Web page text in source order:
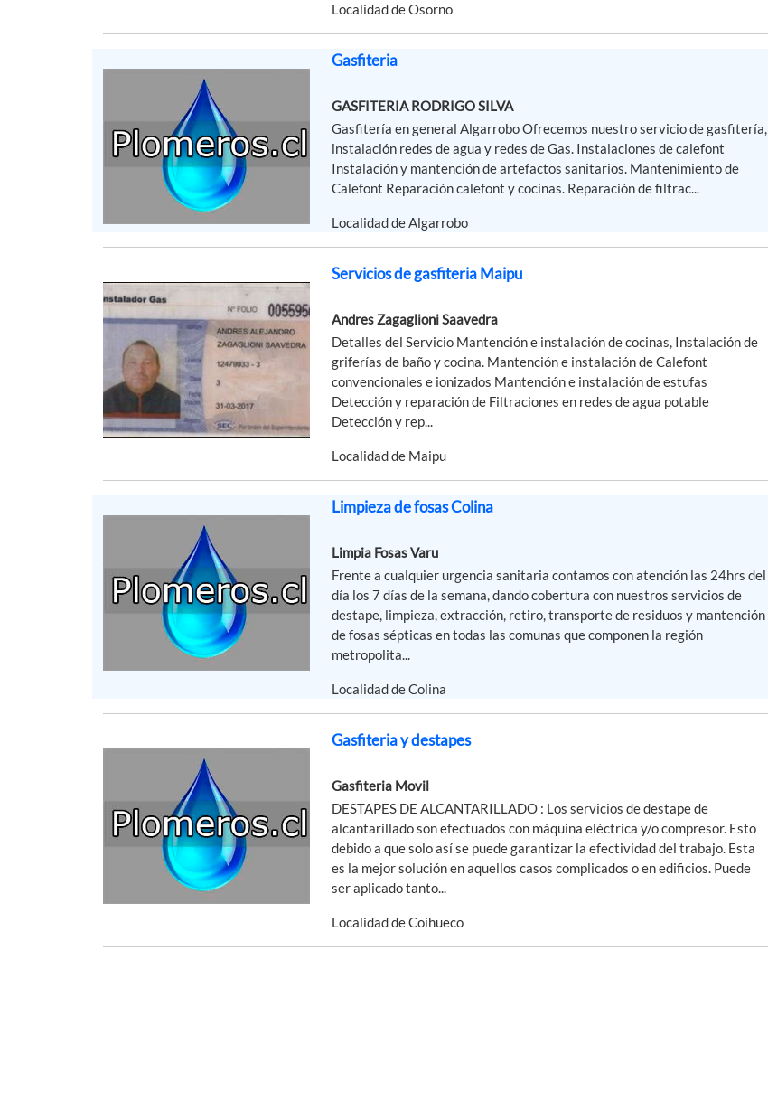
Localidad de Osorno
Gasfiteria
GASFITERIA RODRIGO SILVA
Gasfitería en general Algarrobo Ofrecemos nuestro servicio de gasfitería,
instalación redes de agua y redes de Gas. Instalaciones de calefont
Instalación y mantención de artefactos sanitarios. Mantenimiento de
Calefont Reparación calefont y cocinas. Reparación de filtrac...
Localidad de Algarrobo
Servicios de gasfiteria Maipu
Andres Zagaglioni Saavedra
Detalles del Servicio Mantención e instalación de cocinas, Instalación de
griferías de baño y cocina. Mantención e instalación de Calefont
convencionales e ionizados Mantención e instalación de estufas
Detección y reparación de Filtraciones en redes de agua potable
Detección y rep...
Localidad de Maipu
Limpieza de fosas Colina
Limpia Fosas Varu
Frente a cualquier urgencia sanitaria contamos con atención las 24hrs del
día los 7 días de la semana, dando cobertura con nuestros servicios de
destape, limpieza, extracción, retiro, transporte de residuos y mantención
de fosas sépticas en todas las comunas que componen la región
metropolita...
Localidad de Colina
Gasfiteria y destapes
Gasfiteria Movil
DESTAPES DE ALCANTARILLADO : Los servicios de destape de
alcantarillado son efectuados con máquina eléctrica y/o compresor. Esto
debido a que solo así se puede garantizar la efectividad del trabajo. Esta
es la mejor solución en aquellos casos complicados o en edificios. Puede
ser aplicado tanto...
Localidad de Coihueco